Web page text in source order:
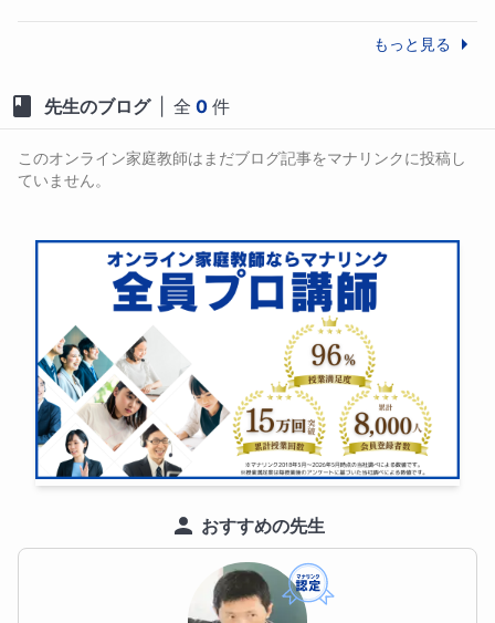
※指導コースに存在しない科目指導についても対応可能
い。
数あるプロフィールの中からお目に留めていただき、
ありがとうございます。
お子様の勉強のご様子を見ていて、「もっと早くから
やっていれば」「どうしてやる気が出ないのかしら」
と、はがゆい思いをされることも多いかと思います。
しかし、やる気が出ない原因の多くは、性格ではなく
「やり方が分からない」ことや「成功体験の不足」に
あります。
私の指導では、まずお子様との対話を通じて、どこで
学習が止まっているのかを正確に見極めます。単に解
き方を教えるだけでなく、「これなら自分にもでき
る」という自信を持ってもらうことを最優先としてい
もっと見る
先生のブログ 全 0 件
このオンライン家庭教師はまだブログ記事をマナリンクに投稿し
ていません。
おすすめの先生